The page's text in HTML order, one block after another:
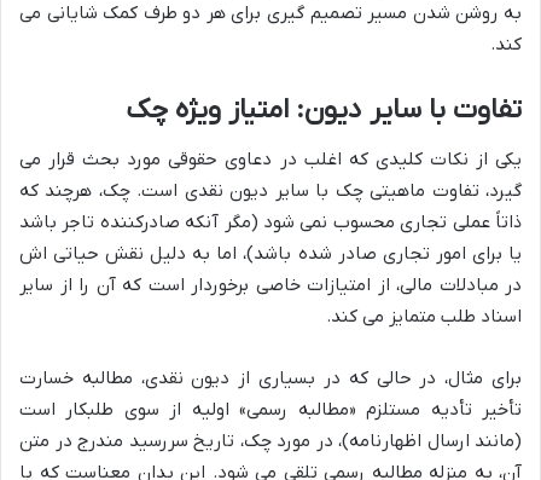
به روشن شدن مسیر تصمیم گیری برای هر دو طرف کمک شایانی می
کند.
تفاوت با سایر دیون: امتیاز ویژه چک
یکی از نکات کلیدی که اغلب در دعاوی حقوقی مورد بحث قرار می
گیرد، تفاوت ماهیتی چک با سایر دیون نقدی است. چک، هرچند که
ذاتاً عملی تجاری محسوب نمی شود (مگر آنکه صادرکننده تاجر باشد
یا برای امور تجاری صادر شده باشد)، اما به دلیل نقش حیاتی اش
در مبادلات مالی، از امتیازات خاصی برخوردار است که آن را از سایر
اسناد طلب متمایز می کند.
برای مثال، در حالی که در بسیاری از دیون نقدی، مطالبه خسارت
تأخیر تأدیه مستلزم «مطالبه رسمی» اولیه از سوی طلبکار است
(مانند ارسال اظهارنامه)، در مورد چک، تاریخ سررسید مندرج در متن
آن، به منزله مطالبه رسمی تلقی می شود. این بدان معناست که با